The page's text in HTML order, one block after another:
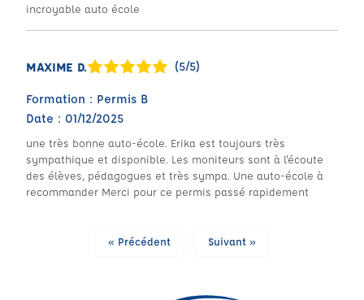
incroyable auto école
MAXIME D. (5/5)
Formation : Permis B
Date : 01/12/2025
une très bonne auto-école. Erika est toujours très
sympathique et disponible. Les moniteurs sont à l'écoute
des élèves, pédagogues et très sympa. Une auto-école à
recommander Merci pour ce permis passé rapidement
« Précédent Suivant »